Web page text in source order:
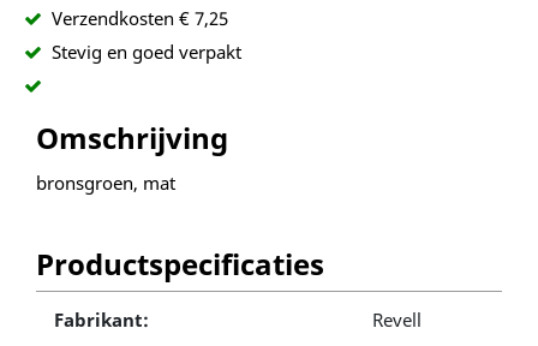
Verzendkosten € 7,25
Stevig en goed verpakt
Omschrijving
bronsgroen, mat
Productspecificaties
Fabrikant: Revell